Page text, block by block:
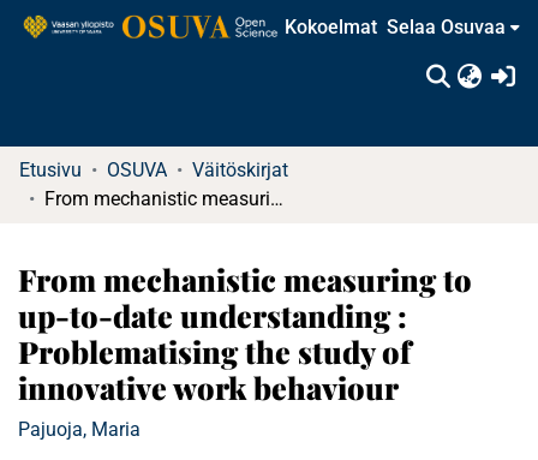
Kokoelmat Selaa Osuvaa
Etusivu OSUVA
Väitöskirjat
From mechanistic measuring to up-to-date understanding : Problematising the study of innovative work behaviour
From mechanistic measuring to
up-to-date understanding :
Problematising the study of
innovative work behaviour
Pajuoja, Maria